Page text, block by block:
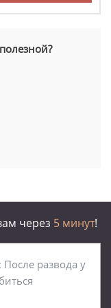
через 5 минут!